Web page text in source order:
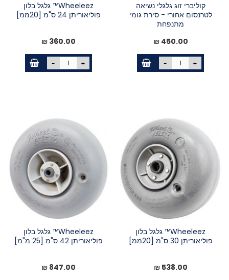
קוליברי זוג גלגלי נשיאה
לטרנסום אחורי - סירת גומי
מתנפחת
450.00 ₪
- +
Wheeleez™ גלגל בלון
פוליאוריתן 24 ס"מ [20ממ]
360.00 ₪
- +
Wheeleez™ גלגל בלון
פוליאוריתן 30 ס"מ [20ממ]
538.00 ₪
Wheeleez™ גלגל בלון
פוליאוריתן 42 ס"מ [25 מ"מ]
847.00 ₪